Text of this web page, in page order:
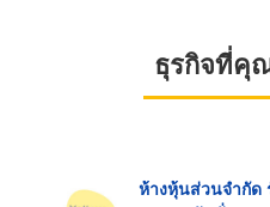
ธุรกิจที่คุ
ห้างหุ้นส่วนจำกัด